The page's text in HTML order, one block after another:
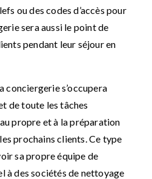
ou des codes d’accès pour
sera aussi le point de
pendant leur séjour en
conciergerie s’occupera
de toute les tâches
propre et à la préparation
prochains clients. Ce type
sa propre équipe de
à des sociétés de nettoyage